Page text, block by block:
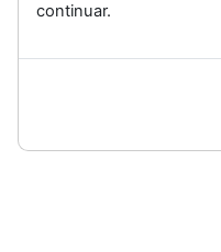
continuar.